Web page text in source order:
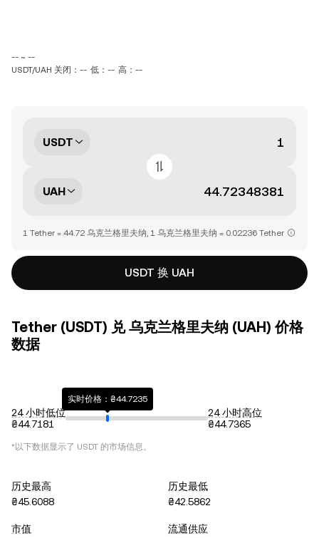
-- ~ --
USDT/UAH 关闭：-- 低：-- 高：--
USDT
UAH
1 Tether = 44.72 乌克兰格里夫纳, 1 乌克兰格里夫纳 = 0.02236 Tether
USDT 换 UAH
Tether (USDT) 兑 乌克兰格里夫纳 (UAH) 价格
数据
24 小时低位
₴44.7181
实时价格：₴44.7235
24 小时高位
₴44.7365
*以下数据显示了 USDT 的市场信息。
历史最高
₴45.6088
历史最低
₴42.5862
市值
流通供应